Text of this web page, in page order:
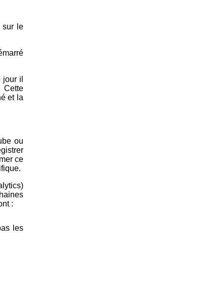
sur le
il
Cette
et la
ou
ce
:
les